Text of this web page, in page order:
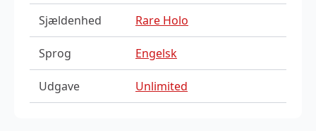
Sjældenhed Rare Holo
Sprog Engelsk
Udgave Unlimited